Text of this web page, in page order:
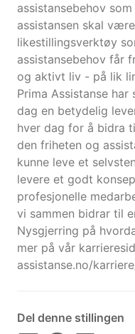
assistansebehov
assistansen skal
likestillingsverktøy
assistansebehov får
og aktivt liv - på lik
Prima Assistanse har
dag en betydelig
hver dag for å bidra
den friheten og
kunne leve et
levere et godt
profesjonelle
vi sammen bidrar til
Nysgjerring på
mer på vår
assistanse.no/
Del denne stillingen